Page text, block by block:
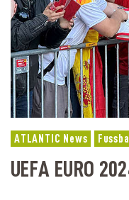
ATLANTIC News
UEFA EURO